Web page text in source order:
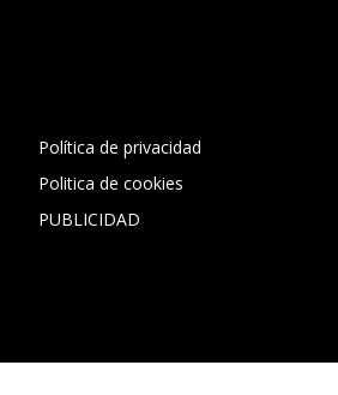
Política de privacidad
Politica de cookies
PUBLICIDAD